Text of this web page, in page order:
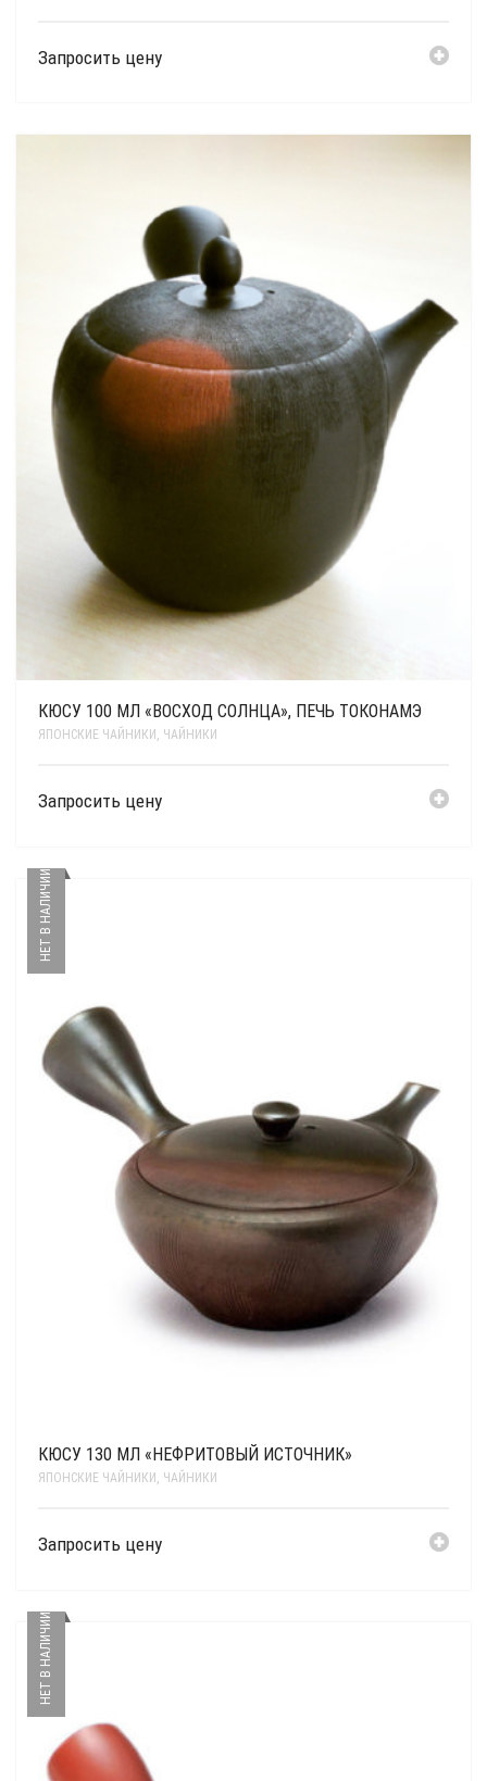
Запросить цену
КЮСУ 100 МЛ «ВОСХОД СОЛНЦА», ПЕЧЬ ТОКОНАМЭ
ЯПОНСКИЕ ЧАЙНИКИ , ЧАЙНИКИ
Запросить цену
НЕТ В НАЛИЧИИ
КЮСУ 130 МЛ «НЕФРИТОВЫЙ ИСТОЧНИК»
ЯПОНСКИЕ ЧАЙНИКИ , ЧАЙНИКИ
Запросить цену
НЕТ В НАЛИЧИИ